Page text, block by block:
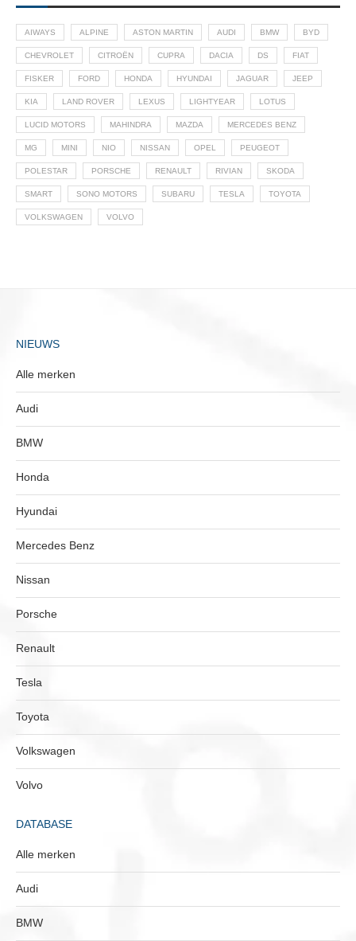
AIWAYS ALPINE ASTON MARTIN AUDI BMW BYD
CHEVROLET CITROËN CUPRA DACIA DS FIAT
FISKER FORD HONDA HYUNDAI JAGUAR JEEP
KIA LAND ROVER LEXUS LIGHTYEAR LOTUS
LUCID MOTORS MAHINDRA MAZDA MERCEDES BENZ
MG MINI NIO NISSAN OPEL PEUGEOT
POLESTAR PORSCHE RENAULT RIVIAN SKODA
SMART SONO MOTORS SUBARU TESLA TOYOTA
VOLKSWAGEN VOLVO
NIEUWS
Alle merken
Audi
BMW
Honda
Hyundai
Mercedes Benz
Nissan
Porsche
Renault
Tesla
Toyota
Volkswagen
Volvo
DATABASE
Alle merken
Audi
BMW